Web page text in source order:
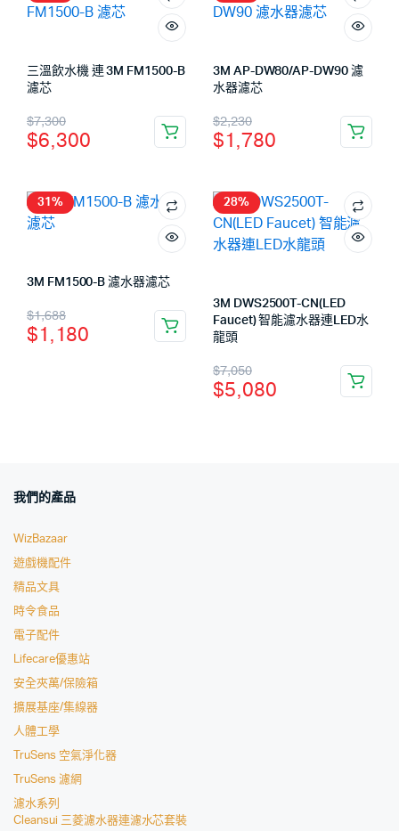
三溫飲水機 連 3M FM1500-B
濾芯
$7,300
$6,300
3M AP-DW80/AP-DW90 濾
水器濾芯
$2,230
$1,780
31%
3M FM1500-B 濾水器濾芯
$1,688
$1,180
28%
3M DWS2500T-CN(LED
Faucet) 智能濾水器連LED水
龍頭
$7,050
$5,080
我們的產品
WizBazaar
遊戲機配件
精品文具
時令食品
電子配件
Lifecare優惠站
安全夾萬/保險箱
擴展基座/集線器
人體工學
TruSens 空氣淨化器
TruSens 濾網
濾水系列
Cleansui 三菱濾水器連濾水芯套裝